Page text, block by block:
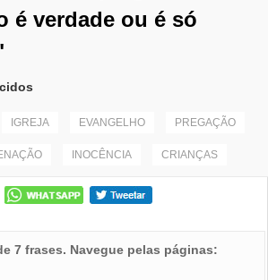
é verdade ou é só
IGREJA EVANGELHO PREGAÇÃO
INOCÊNCIA CRIANÇAS
7 frases. Navegue pelas páginas: